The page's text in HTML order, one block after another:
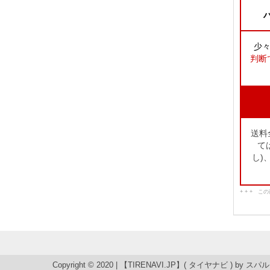
少
判断
送料
て
し)
+ + + この
Copyright © 2020 | 【TIRENAVI.JP】( タイヤナビ ) by スパ